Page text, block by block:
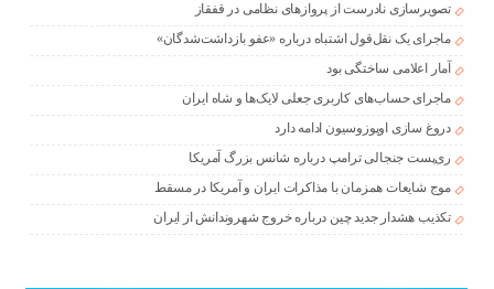
تصویرسازی نادرست از پروازهای نظامی در قفقاز
ماجرای یک نقل‌قول اشتباه درباره «عفو بازداشت‌شدگان»
آمار اعلامی ساختگی بود
ماجرای حساب‌های کاربری جعلی لایک‌ها و شاه ایران
دروغ سازی اوپوزوسیون ادامه دارد
ری‌پست جنجالی ترامپ درباره شانس بزرگ آمریکا
موج شایعات همزمان با مذاکرات ایران و آمریکا در مسقط
تکذیب هشدار جدید چین درباره خروج شهروندانش از ایران